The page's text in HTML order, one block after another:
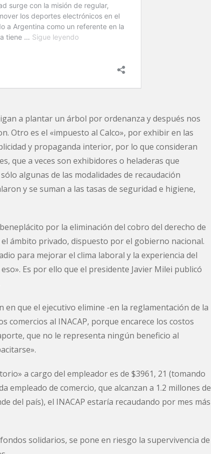
a plantar un árbol por ordenanza y después nos
Otro es el «impuesto al Calco», por exhibir en las
y propaganda interior, por lo que consideran
que a veces son exhibidores o heladeras que
algunas de las modalidades de recaudación
y se suman a las tasas de seguridad e higiene,
por la eliminación del cobro del derecho de
ámbito privado, dispuesto por el gobierno nacional.
para mejorar el clima laboral y la experiencia del
Es por ello que el presidente Javier Milei publicó
en que el ejecutivo elimine -en la reglamentación de la
al INACAP, porque encarece los costos
que no le representa ningún beneficio al
a cargo del empleador es de $3961, 21 (tomando
empleado de comercio, que alcanzan a 1.2 millones de
del país), el INACAP estaría recaudando por mes más
solidarios, se pone en riesgo la supervivencia de